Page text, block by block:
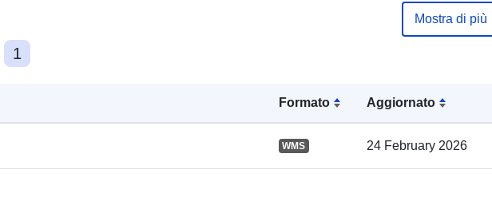
1
Formato Aggiornato
WMS 24 February 2026
Mostra di più